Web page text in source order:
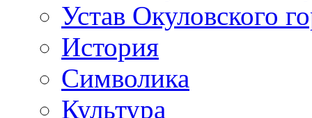
Устав Окуловского
История
Символика
Культура